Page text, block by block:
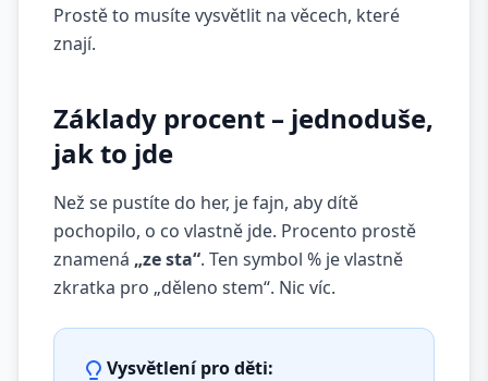
Prostě to musíte vysvětlit na věcech, které
znají.
Základy procent – jednoduše,
jak to jde
Než se pustíte do her, je fajn, aby dítě
pochopilo, o co vlastně jde. Procento prostě
znamená „ze sta“. Ten symbol % je vlastně
zkratka pro „děleno stem“. Nic víc.
Vysvětlení pro děti: